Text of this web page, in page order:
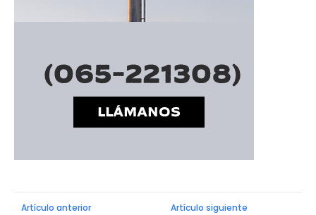
Artículo anterior Artículo siguiente